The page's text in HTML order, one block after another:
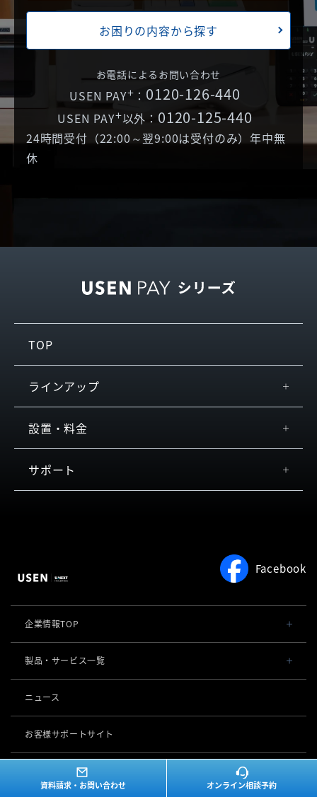
お困りの内容から探す
お電話によるお問い合わせ
USEN PAY+ ： 0120-126-440
USEN PAY+以外： 0120-125-440
24時間受付（22:00～翌9:00は受付のみ）年中無
休
TOP
ラインアップ
USEN PAY
USEN PAY+
USEN PAY ENTRY
設置・料金
スペック
お客さまの声
サポート
資料請求・お問い合わせ オンライン相談予約
Facebook
企業情報TOP
会社概要・役員一覧
社長メッセージ
製品・サービス一覧
POSレジ 他
USENセルフレジ
USENレジTAB BEAUTY
オーダーシステム
USEN Ticket & Pay
USEN ハンディ
キャッシュレス決済
USEN PAY
導入事例
ニュース
お客様サポートサイト
（USEN MEMBERS）